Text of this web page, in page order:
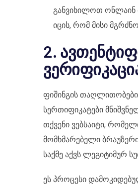
განვიხილოთ ონლაინ
იცის, რომ მისი
2.
ფიშინგის
სერთიფიკატები
თქვენი ვებსაიტი,
მომხმარებელი
საქმე აქვს ლეგიტიმურ
ეს პროცესი